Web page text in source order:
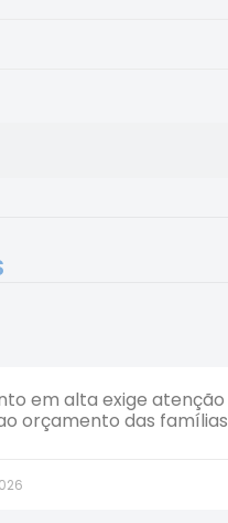
em alta exige atenção
orçamento das famílias